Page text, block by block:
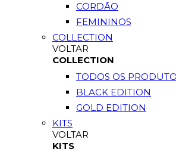
CORDÃO
FEMININOS
COLLECTION
VOLTAR
COLLECTION
TODOS OS
BLACK EDITION
GOLD EDITION
KITS
VOLTAR
KITS